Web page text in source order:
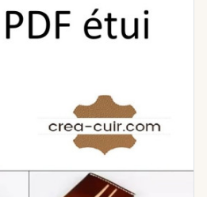
expérimenté ou
le monde des patrons
créativité.